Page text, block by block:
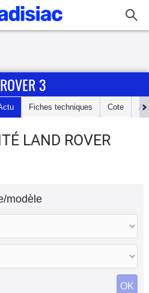
3
Fiches techniques Cote
LAND ROVER
modèle
OK